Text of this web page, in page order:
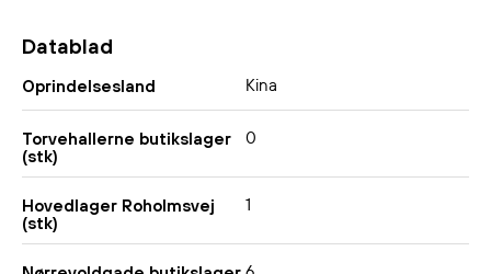
Datablad
Oprindelsesland Kina
Torvehallerne butikslager
(stk)
0
Hovedlager Roholmsvej
(stk)
1